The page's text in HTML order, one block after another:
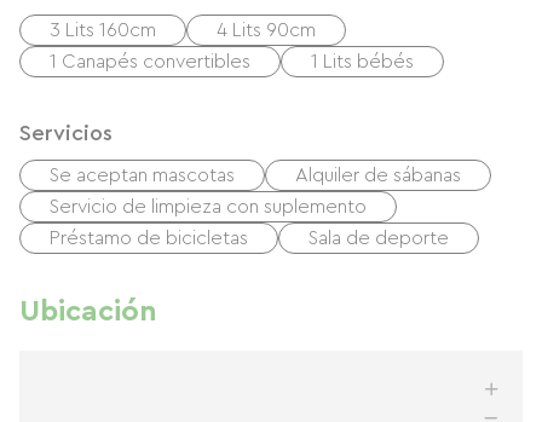
3 Lits 160cm
4 Lits 90cm
1 Canapés convertibles
1 Lits bébés
Servicios
Se aceptan mascotas
Alquiler de sábanas
Servicio de limpieza con suplemento
Préstamo de bicicletas
Sala de deporte
Ubicación